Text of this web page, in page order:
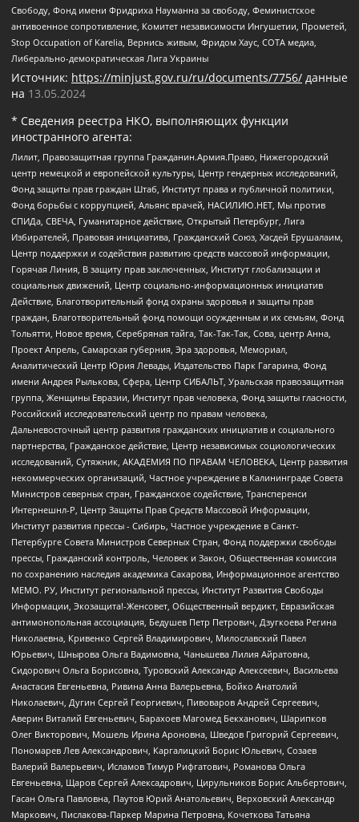
Свободу, Фонд имени Фридриха Науманна за свободу, Феминистское
антивоенное сопротивление, Комитет независимости Ингушетии, Прометей,
Stop Occupation of Karelia, Вернись живым, Фридом Хаус, СОТА медиа,
Либерально-демократическая Лига Украины
Источник: https://minjust.gov.ru/ru/documents/7756/ данные
на 13.05.2024
* Сведения реестра НКО, выполняющих функции
иностранного агента:
Лилит, Правозащитная группа Гражданин.Армия.Право, Нижегородский
центр немецкой и европейской культуры, Центр гендерных исследований,
Фонд защиты прав граждан Штаб, Институт права и публичной политики,
Фонд борьбы с коррупцией, Альянс врачей, НАСИЛИЮ.НЕТ, Мы против
СПИДа, СВЕЧА, Гуманитарное действие, Открытый Петербург, Лига
Избирателей, Правовая инициатива, Гражданский Союз, Хасдей Ерушалаим,
Центр поддержки и содействия развитию средств массовой информации,
Горячая Линия, В защиту прав заключенных, Институт глобализации и
социальных движений, Центр социально-информационных инициатив
Действие, Благотворительный фонд охраны здоровья и защиты прав
граждан, Благотворительный фонд помощи осужденным и их семьям, Фонд
Тольятти, Новое время, Серебряная тайга, Так-Так-Так, Сова, центр Анна,
Проект Апрель, Самарская губерния, Эра здоровья, Мемориал,
Аналитический Центр Юрия Левады, Издательство Парк Гагарина, Фонд
имени Андрея Рылькова, Сфера, Центр СИБАЛЬТ, Уральская правозащитная
группа, Женщины Евразии, Институт прав человека, Фонд защиты гласности,
Российский исследовательский центр по правам человека,
Дальневосточный центр развития гражданских инициатив и социального
партнерства, Гражданское действие, Центр независимых социологических
исследований, Сутяжник, АКАДЕМИЯ ПО ПРАВАМ ЧЕЛОВЕКА, Центр развития
некоммерческих организаций, Частное учреждение в Калининграде Совета
Министров северных стран, Гражданское содействие, Трансперенси
Интернешнл-Р, Центр Защиты Прав Средств Массовой Информации,
Институт развития прессы - Сибирь, Частное учреждение в Санкт-
Петербурге Совета Министров Северных Стран, Фонд поддержки свободы
прессы, Гражданский контроль, Человек и Закон, Общественная комиссия
по сохранению наследия академика Сахарова, Информационное агентство
МЕМО. РУ, Институт региональной прессы, Институт Развития Свободы
Информации, Экозащита!-Женсовет, Общественный вердикт, Евразийская
антимонопольная ассоциация, Бедушев Петр Петрович, Дзугкоева Регина
Николаевна, Кривенко Сергей Владимирович, Милославский Павел
Юрьевич, Шнырова Ольга Вадимовна, Чанышева Лилия Айратовна,
Сидорович Ольга Борисовна, Туровский Александр Алексеевич, Васильева
Анастасия Евгеньевна, Ривина Анна Валерьевна, Бойко Анатолий
Николаевич, Дугин Сергей Георгиевич, Пивоваров Андрей Сергеевич,
Аверин Виталий Евгеньевич, Барахоев Магомед Бекханович, Шарипков
Олег Викторович, Мошель Ирина Ароновна, Шведов Григорий Сергеевич,
Пономарев Лев Александрович, Каргалицкий Борис Юльевич, Созаев
Валерий Валерьевич, Исламов Тимур Рифгатович, Романова Ольга
Евгеньевна, Щаров Сергей Алексадрович, Цирульников Борис Альбертович,
Гасан Ольга Павловна, Паутов Юрий Анатольевич, Верховский Александр
Маркович, Пислакова-Паркер Марина Петровна, Кочеткова Татьяна